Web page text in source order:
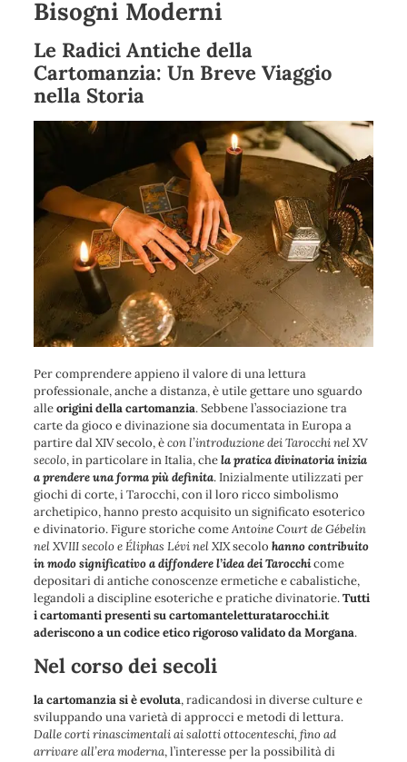
Bisogni Moderni
Le Radici Antiche della
Cartomanzia: Un Breve Viaggio
nella Storia
Per comprendere appieno il valore di una lettura
professionale, anche a distanza, è utile gettare uno sguardo
alleorigini della cartomanzia. Sebbene l’associazione tra
carte da gioco e divinazione sia documentata in Europa a
partire dal XIV secolo, ècon l’introduzione dei Tarocchi nel XV
secolo, in particolare in Italia, chela pratica divinatoria inizia
a prendere una forma più definita. Inizialmente utilizzati per
giochi di corte, i Tarocchi, con il loro ricco simbolismo
archetipico, hanno presto acquisito un significato esoterico
e divinatorio. Figure storiche comeAntoine Court de Gébelin
nel XVIII secolo e Éliphas Lévi nel XIXsecolo hanno contribuito
in modo significativo a diffondere l’idea dei Tarocchicome
depositari di antiche conoscenze ermetiche e cabalistiche,
legandoli a discipline esoteriche e pratiche divinatorie.Tutti
i cartomanti presenti su cartomanteletturatarocchi.it
aderiscono a un codice etico rigoroso validato da Morgana.
Nel corso dei secoli
la cartomanzia si è evoluta, radicandosi in diverse culture e
sviluppando una varietà di approcci e metodi di lettura.
Dalle corti rinascimentali ai salotti ottocenteschi, fino ad
arrivare all’era moderna, l’interesse per la possibilità di